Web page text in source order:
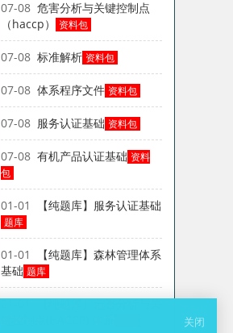
关闭
07-08 危害分析与关键控制点
（haccp）
资料包
07-08 标准解析 资料包
07-08 体系程序文件 资料包
07-08 服务认证基础 资料包
07-08 有机产品认证基础 资料
包
01-01 【纯题库】服务认证基础
题库
01-01
【纯题库】森林管理体系
基础 题库
01-01 【纯题库】危害分析与关